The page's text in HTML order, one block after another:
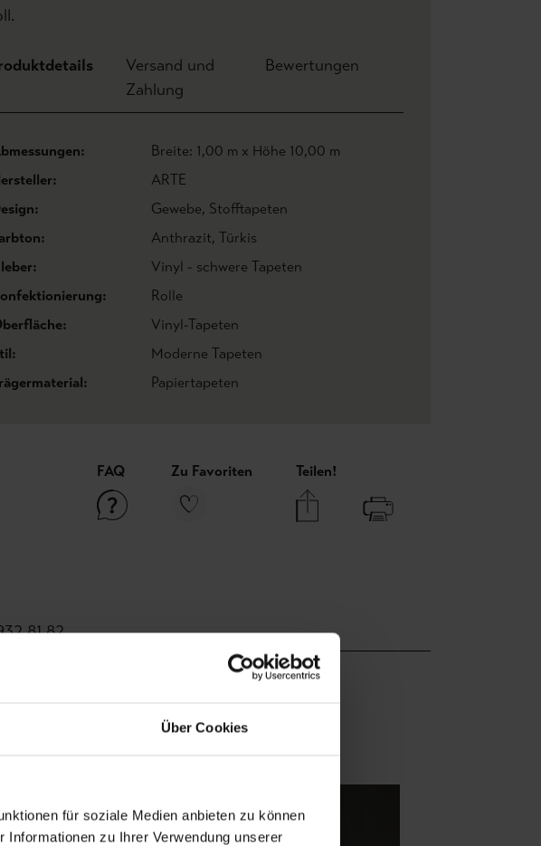
Über Cookies
für soziale Medien anbieten zu können
zu Ihrer Verwendung unserer
Versand und
Zahlung
Bewertungen
Breite: 1,00 m x Höhe 10,00 m
ARTE
Gewebe, Stofftapeten
Anthrazit, Türkis
Vinyl - schwere Tapeten
Rolle
Vinyl-Tapeten
Moderne Tapeten
Papiertapeten
FAQ Zu Favoriten Teilen!
81 82